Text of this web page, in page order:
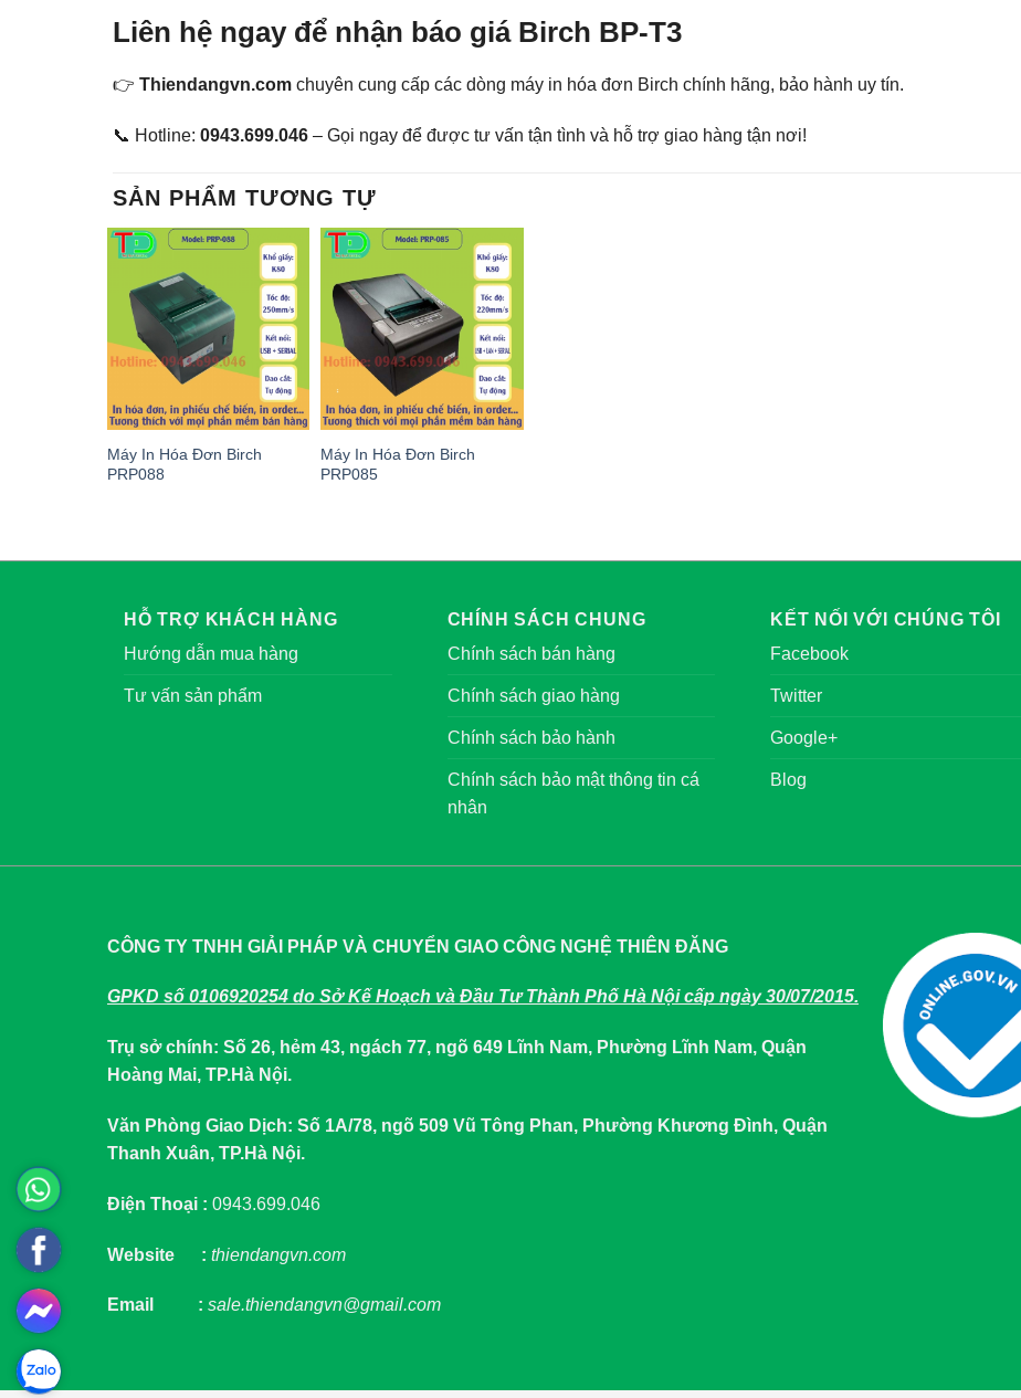
Liên hệ ngay để nhận báo giá Birch BP-T3
👉 Thiendangvn.com chuyên cung cấp các dòng máy in hóa đơn Birch chính hãng, bảo hành uy tín.
📞 Hotline: 0943.699.046 – Gọi ngay để được tư vấn tận tình và hỗ trợ giao hàng tận nơi!
SẢN PHẨM TƯƠNG TỰ
Máy In Hóa Đơn Birch
PRP088
Máy In Hóa Đơn Birch
PRP085
HỖ TRỢ KHÁCH HÀNG
Hướng dẫn mua hàng
Tư vấn sản phẩm
CHÍNH SÁCH CHUNG
Chính sách bán hàng
Chính sách giao hàng
Chính sách bảo hành
Chính sách bảo mật thông tin cá
nhân
KẾT NỐI VỚI CHÚNG TÔI
Facebook
Twitter
Google+
Blog
CÔNG TY TNHH GIẢI PHÁP VÀ CHUYỂN GIAO CÔNG NGHỆ THIÊN ĐĂNG
GPKD số 0106920254 do Sở Kế Hoạch và Đầu Tư Thành Phố Hà Nội cấp ngày 30/07/2015.
Trụ sở chính: Số 26, hẻm 43, ngách 77, ngõ 649 Lĩnh Nam, Phường Lĩnh Nam, Quận
Hoàng Mai, TP.Hà Nội.
Văn Phòng Giao Dịch: Số 1A/78, ngõ 509 Vũ Tông Phan, Phường Khương Đình, Quận
Thanh Xuân, TP.Hà Nội.
Điện Thoại : 0943.699.046
Website : thiendangvn.com
Email : sale.thiendangvn@gmail.com